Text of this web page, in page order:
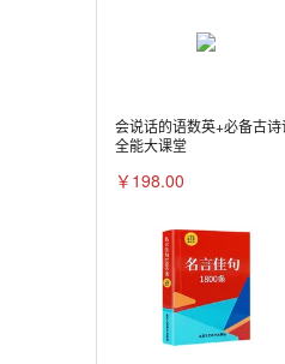
会说话的语数英+必备古诗
全能大课堂
￥198.00